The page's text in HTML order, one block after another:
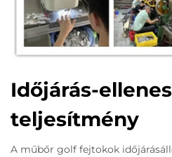
Időjárás-ellenes
teljesítmény
A műbőr golf fejtokok